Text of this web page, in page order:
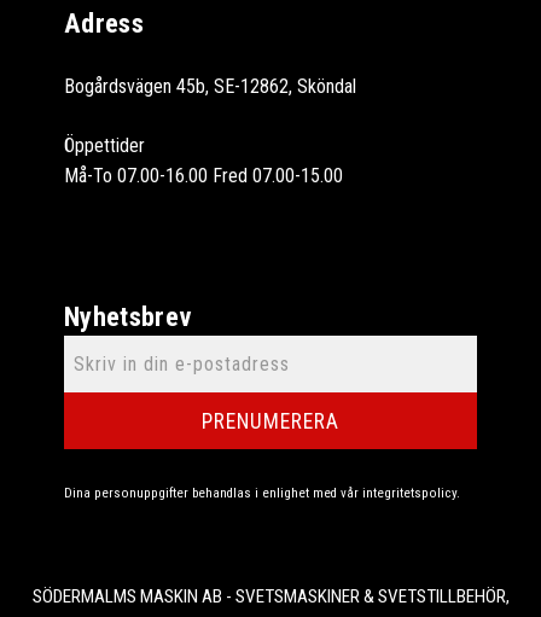
Adress
Bogårdsvägen 45b, SE-12862, Sköndal
Öppettider
Må-To 07.00-16.00 Fred 07.00-15.00
Nyhetsbrev
PRENUMERERA
Dina personuppgifter behandlas i enlighet med vår integritetspolicy.
SÖDERMALMS MASKIN AB - SVETSMASKINER & SVETSTILLBEHÖR,